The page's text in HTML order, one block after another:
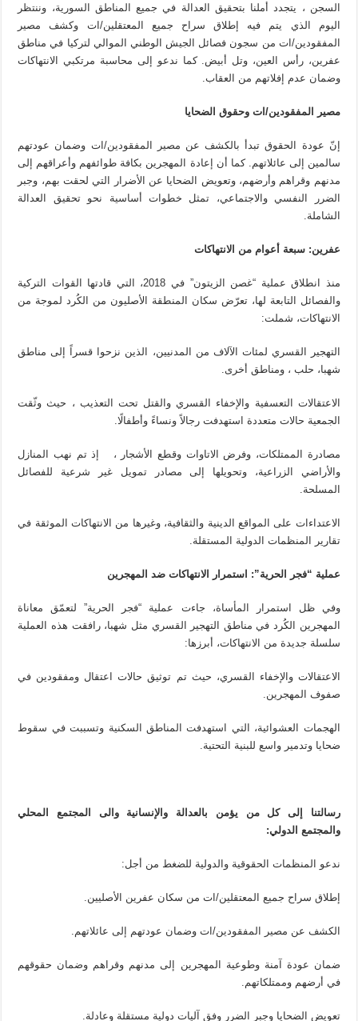
السجن ، يتجدد أملنا بتحقيق العدالة في جميع المناطق السورية، وننتظر
اليوم الذي يتم فيه إطلاق سراح جميع المعتقلين/ات وكشف مصير
المفقودين/ات من سجون فصائل الجيش الوطني الموالي لتركيا في مناطق
عفرين، رأس العين، وتل أبيض. كما ندعو إلى محاسبة مرتكبي الانتهاكات
وضمان عدم إفلاتهم من العقاب.
مصير المفقودين/ات وحقوق الضحايا
إنّ عودة الحقوق تبدأ بالكشف عن مصير المفقودين/ات وضمان عودتهم
سالمين إلى عائلاتهم. كما أن إعادة المهجرين بكافة طوائفهم وأعراقهم إلى
مدنهم وقراهم وأرضهم، وتعويض الضحايا عن الأضرار التي لحقت بهم، وجبر
الضرر النفسي والاجتماعي، تمثل خطوات أساسية نحو تحقيق العدالة
الشاملة.
عفرين: سبعة أعوام من الانتهاكات
منذ انطلاق عملية “غصن الزيتون” في 2018، التي قادتها القوات التركية
والفصائل التابعة لها، تعرّض سكان المنطقة الأصليون من الكُرد لموجة من
الانتهاكات، شملت:
التهجير القسري لمئات الآلاف من المدنيين، الذين نزحوا قسراً إلى مناطق
شهبا، حلب ، ومناطق أخرى.
الاعتقالات التعسفية والإخفاء القسري والقتل تحت التعذيب ، حيث وثّقت
الجمعية حالات متعددة استهدفت رجالاً ونساءً وأطفالًا.
مصادرة الممتلكات، وفرض الاتاوات وقطع الأشجار ، إذ تم نهب المنازل
والأراضي الزراعية، وتحويلها إلى مصادر تمويل غير شرعية للفصائل
المسلحة.
الاعتداءات على المواقع الدينية والثقافية، وغيرها من الانتهاكات الموثقة في
تقارير المنظمات الدولية المستقلة.
عملية “فجر الحرية”: استمرار الانتهاكات ضد المهجرين
وفي ظل استمرار المأساة، جاءت عملية “فجر الحرية” لتعمّق معاناة
المهجرين الكُرد في مناطق التهجير القسري مثل شهبا، رافقت هذه العملية
سلسلة جديدة من الانتهاكات، أبرزها:
الاعتقالات والإخفاء القسري، حيث تم توثيق حالات اعتقال ومفقودين في
صفوف المهجرين.
الهجمات العشوائية، التي استهدفت المناطق السكنية وتسببت في سقوط
ضحايا وتدمير واسع للبنية التحتية.
رسالتنا إلى كل من يؤمن بالعدالة والإنسانية والى المجتمع المحلي
والمجتمع الدولي:
ندعو المنظمات الحقوقية والدولية للضغط من أجل:
إطلاق سراح جميع المعتقلين/ات من سكان عفرين الأصليين.
الكشف عن مصير المفقودين/ات وضمان عودتهم إلى عائلاتهم.
ضمان عودة آمنة وطوعية المهجرين إلى مدنهم وقراهم وضمان حقوقهم
في أرضهم وممتلكاتهم.
تعويض الضحايا وجبر الضرر وفق آليات دولية مستقلة وعادلة.